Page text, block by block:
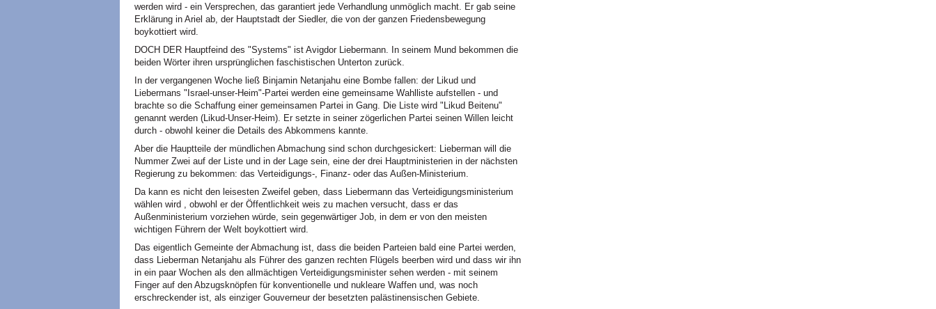
werden wird - ein Versprechen, das garantiert jede Verhandlung unmöglich macht. Er gab seine
Erklärung in Ariel ab, der Hauptstadt der Siedler, die von der ganzen Friedensbewegung
boykottiert wird.
DOCH DER Hauptfeind des "Systems" ist Avigdor Liebermann. In seinem Mund bekommen die
beiden Wörter ihren ursprünglichen faschistischen Unterton zurück.
In der vergangenen Woche ließ Binjamin Netanjahu eine Bombe fallen: der Likud und
Liebermans "Israel-unser-Heim"-Partei werden eine gemeinsame Wahlliste aufstellen - und
brachte so die Schaffung einer gemeinsamen Partei in Gang. Die Liste wird "Likud Beitenu"
genannt werden (Likud-Unser-Heim). Er setzte in seiner zögerlichen Partei seinen Willen leicht
durch - obwohl keiner die Details des Abkommens kannte.
Aber die Hauptteile der mündlichen Abmachung sind schon durchgesickert: Lieberman will die
Nummer Zwei auf der Liste und in der Lage sein, eine der drei Hauptministerien in der nächsten
Regierung zu bekommen: das Verteidigungs-, Finanz- oder das Außen-Ministerium.
Da kann es nicht den leisesten Zweifel geben, dass Liebermann das Verteidigungsministerium
wählen wird , obwohl er der Öffentlichkeit weis zu machen versucht, dass er das
Außenministerium vorziehen würde, sein gegenwärtiger Job, in dem er von den meisten
wichtigen Führern der Welt boykottiert wird.
Das eigentlich Gemeinte der Abmachung ist, dass die beiden Parteien bald eine Partei werden,
dass Lieberman Netanjahu als Führer des ganzen rechten Flügels beerben wird und dass wir ihn
in ein paar Wochen als den allmächtigen Verteidigungsminister sehen werden - mit seinem
Finger auf den Abzugsknöpfen für konventionelle und nukleare Waffen und, was noch
erschreckender ist, als einziger Gouverneur der besetzten palästinensischen Gebiete.